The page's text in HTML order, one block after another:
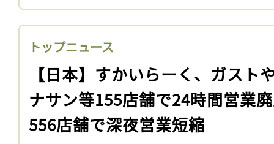
トップニュース
【日本】すかいらーく、ガスト
ナサン等155店舗で24時間営業
556店舗で深夜営業短縮